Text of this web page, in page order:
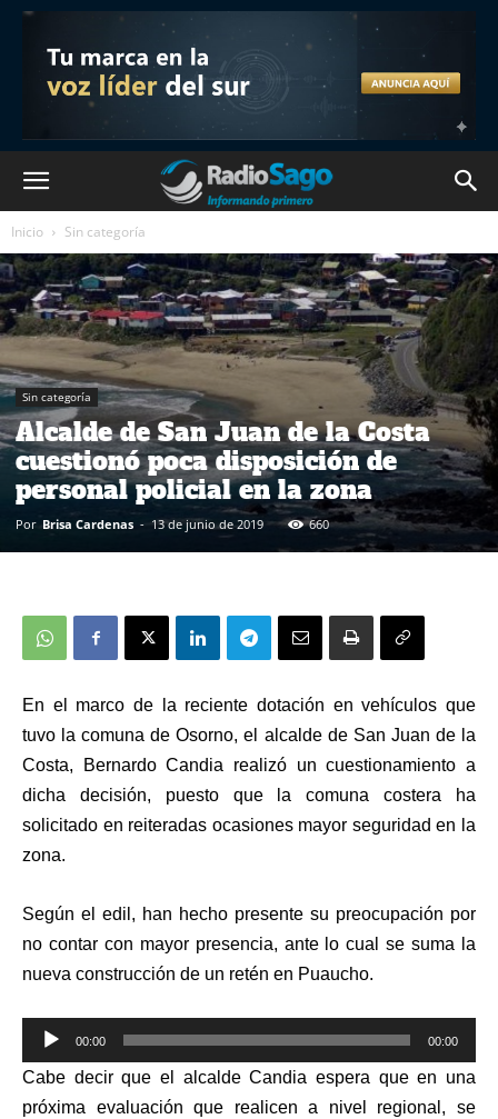
Inicio Sin categoría
Sin categoría
Alcalde de San Juan de la Costa
cuestionó poca disposición de
personal policial en la zona
Por Brisa Cardenas - 13 de junio de 2019 660
En el marco de la reciente dotación en vehículos que
tuvo la comuna de Osorno, el alcalde de San Juan de la
Costa, Bernardo Candia realizó un cuestionamiento a
dicha decisión, puesto que la comuna costera ha
solicitado en reiteradas ocasiones mayor seguridad en la
zona.
Según el edil, han hecho presente su preocupación por
no contar con mayor presencia, ante lo cual se suma la
nueva construcción de un retén en Puaucho.
Reproductor
de
audio
00:00 00:00
Cabe decir que el alcalde Candia espera que en una
próxima evaluación que realicen a nivel regional, se